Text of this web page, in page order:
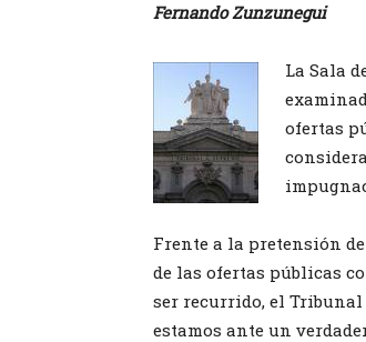
Fernando Zunzunegui
La Sala
ofertas
Frente a la pretensión
de las ofertas públicas
ser recurrido, el Tribunal
estamos ante un